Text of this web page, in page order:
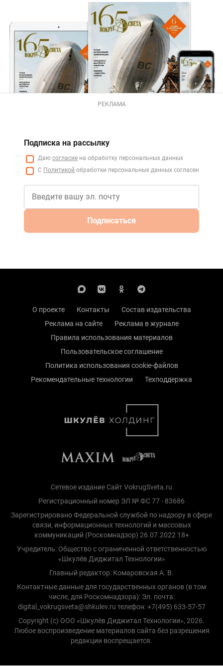
РЕКЛАМА
Подписка на рассылку
Даю согласие на обработку персональных данных
С Политикой обработки персональных данных согласен
Подписаться
О проекте Контакты
Состав издательства
Реклама на сайте
Реклама в журнале
Правила использования материалов
Пользовательское соглашение
Политика использования cookie-файлов
Рекомендательные технологии
Техподдержка
Сетевое издание Сайт VokrugSveta.ru
Регистрационный номер ЭЛ № ФС 77 - 83686
Зарегистрировано Федеральной службой по надзору в сфере
связи, информационных технологий и массовых
коммуникаций (Роскомнадзор) 26.07.2022 18+
Учредитель: Общество с ограниченной ответственностью
«Шкулёв Диджитал Технологии»
Главный редактор: Комаровская А. В.
Контактные данные для государственных органов (в том
числе, для Роскомнадзора): Эл. почта:
digital_vokrugsveta@shkulev.ru телефон: +7(495) 633-57-57
Copyright (с) ООО «Шкулёв Диджитал Технологии», 2026.
Любое воспроизведение материалов сайта без разрешения
редакции воспрещается.